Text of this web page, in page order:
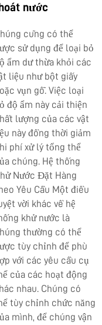
nước
cũng có thể
sử dụng để loại bỏ
ẩm dư thừa khỏi các
liệu như bột giấy
vụn gỗ. Việc loại
độ ẩm này cải thiện
lượng của các vật
này đồng thời giảm
phí xử lý tổng thể
chúng. Hệ thống
Nước Đặt Hàng
Yêu Cầu Một điều
vời khác về hệ
khử nước là
thường có thể
tùy chỉnh để phù
với các yêu cầu cụ
của các hoạt động
nhau. Chúng có
tùy chỉnh chức năng
mình, để chúng vận